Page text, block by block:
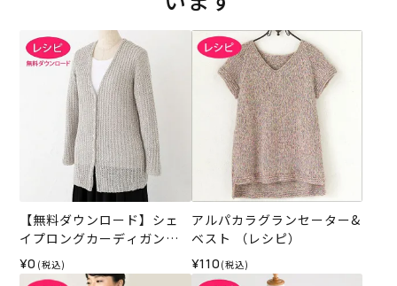
【無料ダウンロード】シェ
イプロングカーディガン
（レシピ）
¥0 (税込)
アルパカラグランセーター&
ベスト （レシピ）
¥110 (税込)